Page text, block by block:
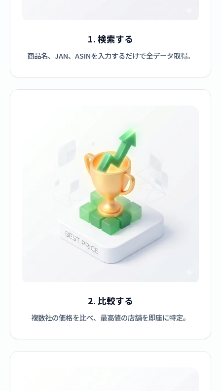
1. 検索する
商品名、JAN、ASINを入力するだけで全データ取得。
2. 比較する
複数社の価格を比べ、最高値の店舗を即座に特定。